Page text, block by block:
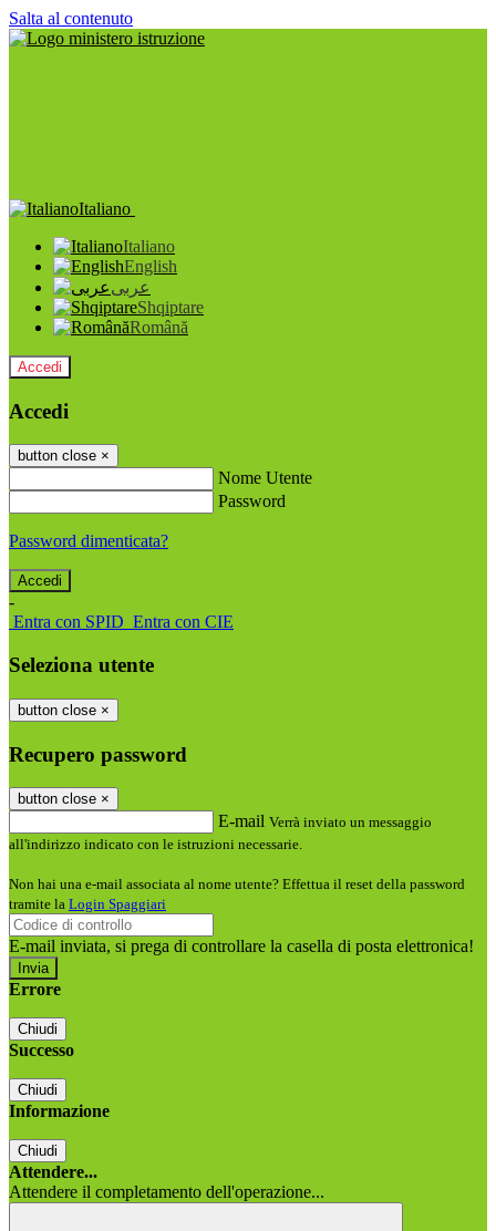
Salta al contenuto
Italiano
Italiano
English
عربى
Shqiptare
Română
Accedi
Accedi
button close ×
Nome Utente
Password
Password dimenticata?
-
Entra con SPID Entra con CIE
Seleziona utente
button close ×
Recupero password
button close ×
E-mail Verrà inviato un messaggio
all'indirizzo indicato con le istruzioni necessarie.
Non hai una e-mail associata al nome utente? Effettua il reset della password
tramite la Login Spaggiari
E-mail inviata, si prega di controllare la casella di posta elettronica!
Errore
Chiudi
Successo
Chiudi
Informazione
Chiudi
Attendere...
Attendere il completamento dell'operazione...